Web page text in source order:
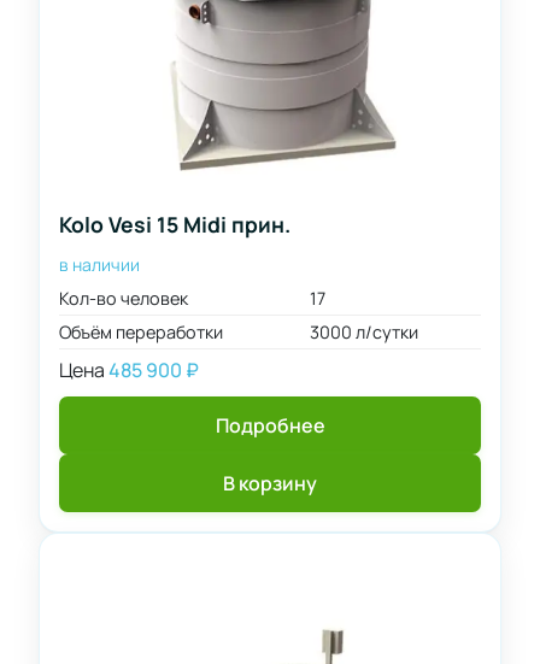
Kolo Vesi 15 Midi прин.
в наличии
Кол-во человек
17
Объём переработки
3000 л/сутки
Цена485 900 ₽
Подробнее
В корзину